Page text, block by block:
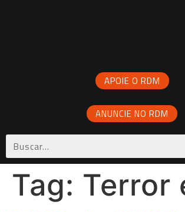
APOIE O RDM
ANUNCIE NO RDM
Tag: Terror